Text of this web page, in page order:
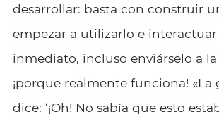
desarrollar: basta con construir
empezar a utilizarlo e
inmediato, incluso enviárselo a
¡porque realmente funciona! «La
dice: ‘¡Oh! No sabía que esto